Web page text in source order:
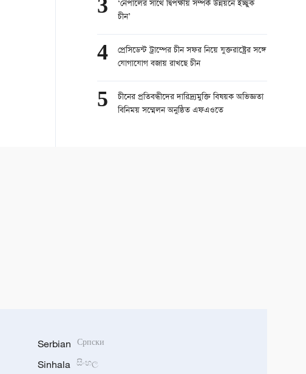
3
‘নেপালের সাথে দ্বিপক্ষীয় সম্পর্ক উন্নয়নে ইচ্ছুক
চীন’
4
প্রেসিডেন্ট ট্রাম্পের চীন সফর নিয়ে যুক্তরাষ্ট্রের সঙ্গে
যোগাযোগ বজায় রাখছে চীন
5
চীনের প্রতিবন্ধীদের দারিদ্র্যমুক্তি বিষয়ক অভিজ্ঞতা
বিনিময় সম্মেলন অনুষ্ঠিত এফএওতে
Serbian Српски
Sinhala සිංහල